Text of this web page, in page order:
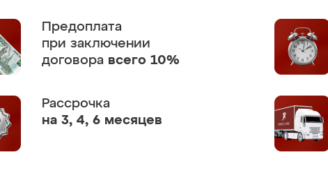
Предоплата
при заключении
договора всего 10%
Рассрочка
на 3, 4, 6 месяцев